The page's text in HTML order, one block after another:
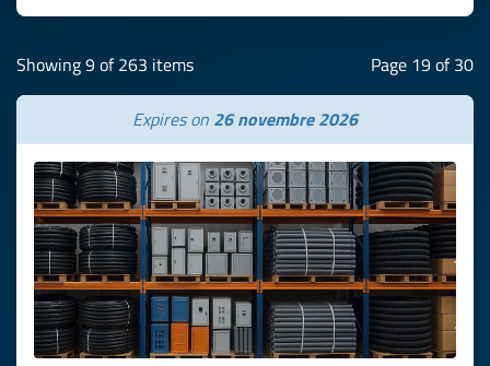
Showing 9 of 263 items Page 19 of 30
Expires on 26 novembre 2026